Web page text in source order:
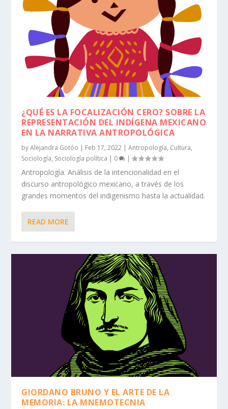
¿QUÉ ES LA FOCALIZACIÓN CERO? SOBRE LA
REPRESENTACIÓN DEL INDÍGENA MEXICANO
EN LA NARRATIVA ANTROPOLÓGICA
byAlejandra Gotóo | Feb 17, 2022 |Antropología, Cultura,
Sociología, Sociología política | 0 |
Antropología. Análisis de la intencionalidad en el
discurso antropológico mexicano, a través de los
grandes momentos del indigenismo hasta la actualidad.
READ MORE
GIORDANO BRUNO Y EL ARTE DE LA
MEMORIA: LA MNEMOTECNIA